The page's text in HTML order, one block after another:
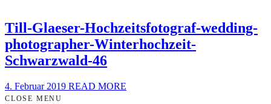
Till-Glaeser-Hochzeitsfotograf-wedding-
photographer-Winterhochzeit-
Schwarzwald-46
4. Februar 2019 READ MORE
CLOSE MENU